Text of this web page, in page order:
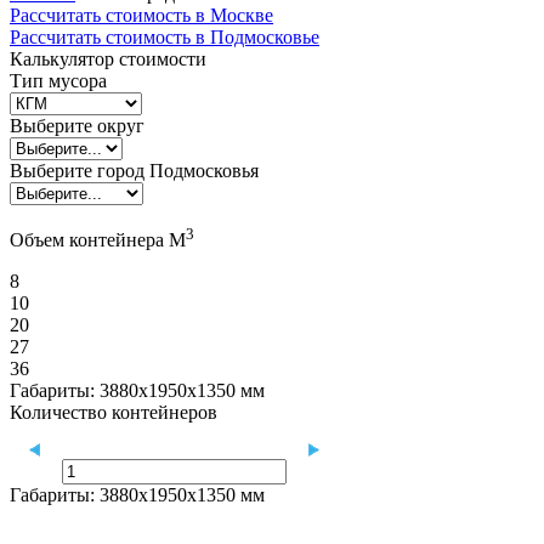
Рассчитать стоимость в Москве
Рассчитать стоимость в Подмосковье
Калькулятор стоимости
Тип мусора
Выберите округ
Выберите город Подмосковья
Объем контейнера М3
8
10
20
27
36
Габариты: 3880х1950х1350 мм
Количество контейнеров
Габариты: 3880х1950х1350 мм